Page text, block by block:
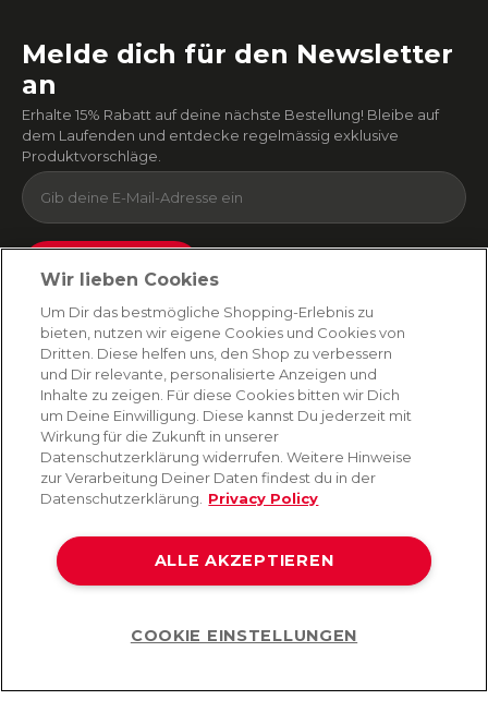
Melde dich für den Newsletter
an
Erhalte 15% Rabatt auf deine nächste Bestellung! Bleibe auf
dem Laufenden und entdecke regelmässig exklusive
Produktvorschläge.
Absenden
Du kannst dich jederzeit von unserem Newsletter abmelden. Indem du fortfährst, stimmst
du unseren E-Mail-Bedingungenund Datenschutzbestimmungen zu
AMORANA
MARKEN
SERVICE
©2026 Lovehoney Group Switzerland AG. Alle Rechte vorbehalten
Wir lieben Cookies
Um Dir das bestmögliche Shopping-Erlebnis zu
bieten, nutzen wir eigene Cookies und Cookies von
Dritten. Diese helfen uns, den Shop zu verbessern
und Dir relevante, personalisierte Anzeigen und
Inhalte zu zeigen. Für diese Cookies bitten wir Dich
um Deine Einwilligung. Diese kannst Du jederzeit mit
Wirkung für die Zukunft in unserer
Datenschutzerklärung widerrufen. Weitere Hinweise
zur Verarbeitung Deiner Daten findest du in der
Datenschutzerklärung.
Privacy Policy
ALLE AKZEPTIEREN
COOKIE EINSTELLUNGEN